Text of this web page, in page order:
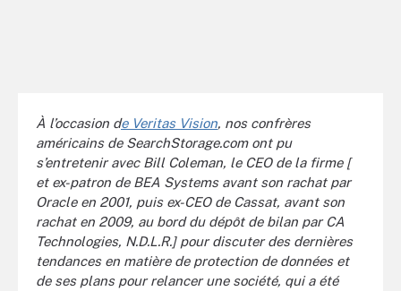
À l’occasion de Veritas Vision, nos confrères
américains de SearchStorage.com ont pu
s’entretenir avec Bill Coleman, le CEO de la firme [
et ex-patron de BEA Systems avant son rachat par
Oracle en 2001, puis ex-CEO de Cassat, avant son
rachat en 2009, au bord du dépôt de bilan par CA
Technologies, N.D.L.R.] pour discuter des dernières
tendances en matière de protection de données et
de ses plans pour relancer une société, qui a été